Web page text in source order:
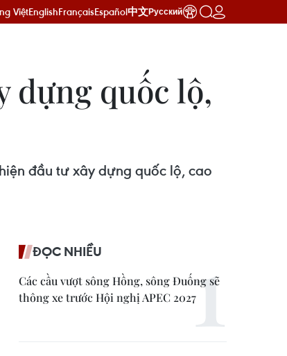
ViệtEnglishFrançaisEspañol中文Русский
dựng quốc lộ,
đầu tư xây dựng quốc lộ, cao
ĐỌC NHIỀU
Các cầu vượt sông Hồng, sông Đuống sẽ
thông xe trước Hội nghị APEC 2027